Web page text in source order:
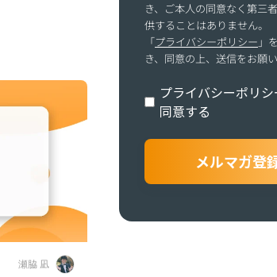
瀬脇 凪
き、ご本人の同意なく第三
供することはありません。
「プライバシーポリシー 」
き、同意の上、送信をお願い
プライバシーポリ
同意する